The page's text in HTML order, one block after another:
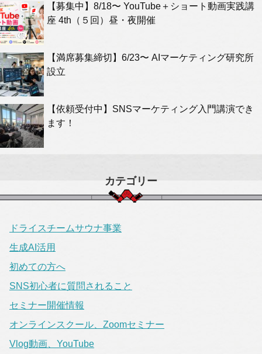
【募集中】8/18〜 YouTube＋ショート動画実践講
座 4th（５回）昼・夜開催
【満席募集締切】6/23〜 AIマーケティング研究所
設立
【依頼受付中】SNSマーケティング入門講演でき
ます！
カテゴリー
ドライスチームサウナ事業
生成AI活用
初めての方へ
SNS初心者に質問されること
セミナー開催情報
オンラインスクール、Zoomセミナー
Vlog動画、YouTube